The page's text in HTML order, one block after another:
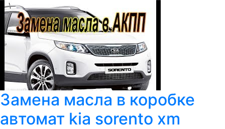
Замена масла в коробке
автомат kia sorento xm